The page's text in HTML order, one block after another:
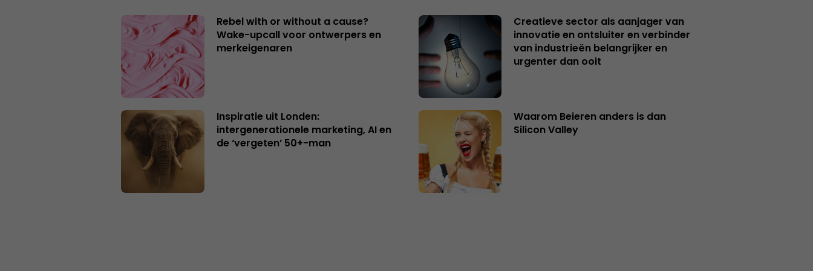
Rebel with or without a cause?
Wake-upcall voor ontwerpers en
merkeigenaren
Creatieve sector als aanjager van
innovatie en ontsluiter en verbinder
van industrieën belangrijker en
urgenter dan ooit
Inspiratie uit Londen:
intergenerationele marketing, AI en
de ‘vergeten’ 50+-man
Waarom Beieren anders is dan
Silicon Valley